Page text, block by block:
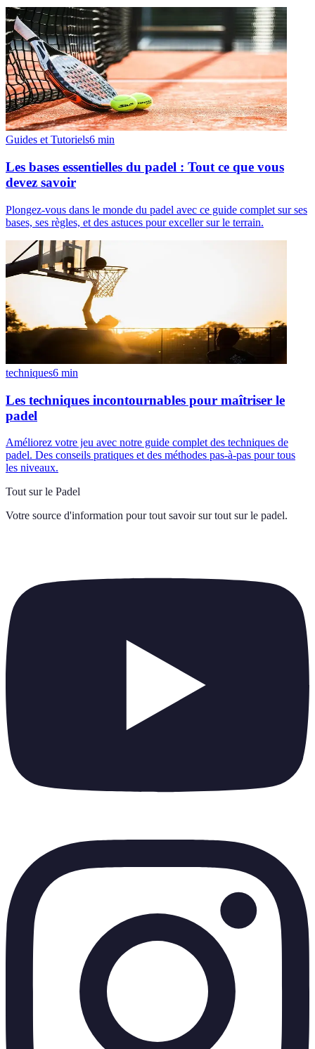
Guides et Tutoriels6 min
Les bases essentielles du padel : Tout ce que vous
devez savoir
Plongez-vous dans le monde du padel avec ce guide complet sur ses
bases, ses règles, et des astuces pour exceller sur le terrain.
techniques6 min
Les techniques incontournables pour maîtriser le
padel
Améliorez votre jeu avec notre guide complet des techniques de
padel. Des conseils pratiques et des méthodes pas-à-pas pour tous
les niveaux.
Tout sur le Padel
Votre source d'information pour tout savoir sur tout sur le padel.